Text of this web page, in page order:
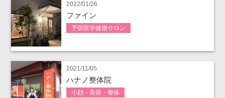
2022/01/26
ファイン
予防医学健康サロン
2021/11/05
ハナノ整体院
小顔・美容・整体